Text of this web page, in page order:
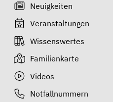
Neuigkeiten
Veranstaltungen
Wissenswertes
Familienkarte
Videos
Notfallnummern